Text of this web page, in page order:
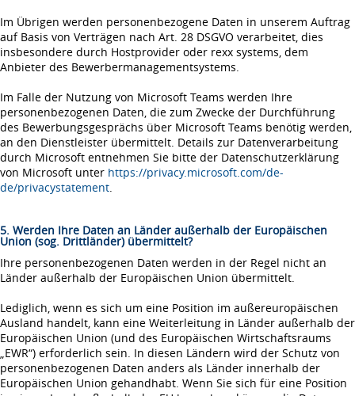
Im Übrigen werden personenbezogene Daten in unserem Auftrag
auf Basis von Verträgen nach Art. 28 DSGVO verarbeitet, dies
insbesondere durch Hostprovider oder rexx systems, dem
Anbieter des Bewerbermanagementsystems.
Im Falle der Nutzung von Microsoft Teams werden Ihre
personenbezogenen Daten, die zum Zwecke der Durchführung
des Bewerbungsgesprächs über Microsoft Teams benötig werden,
an den Dienstleister übermittelt. Details zur Datenverarbeitung
durch Microsoft entnehmen Sie bitte der Datenschutzerklärung
von Microsoft unter https://privacy.microsoft.com/de-
de/privacystatement.
5. Werden Ihre Daten an Länder außerhalb der Europäischen
Union (sog. Drittländer) übermittelt?
Ihre personenbezogenen Daten werden in der Regel nicht an
Länder außerhalb der Europäischen Union übermittelt.
Lediglich, wenn es sich um eine Position im außereuropäischen
Ausland handelt, kann eine Weiterleitung in Länder außerhalb der
Europäischen Union (und des Europäischen Wirtschaftsraums
„EWR“) erforderlich sein. In diesen Ländern wird der Schutz von
personenbezogenen Daten anders als Länder innerhalb der
Europäischen Union gehandhabt. Wenn Sie sich für eine Position